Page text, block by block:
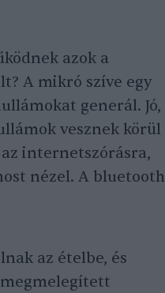
azok a
A mikró szíve egy
generál. Jó,
vesznek körül
internetszórásra,
nézel. A bluetooth
az ételbe, és